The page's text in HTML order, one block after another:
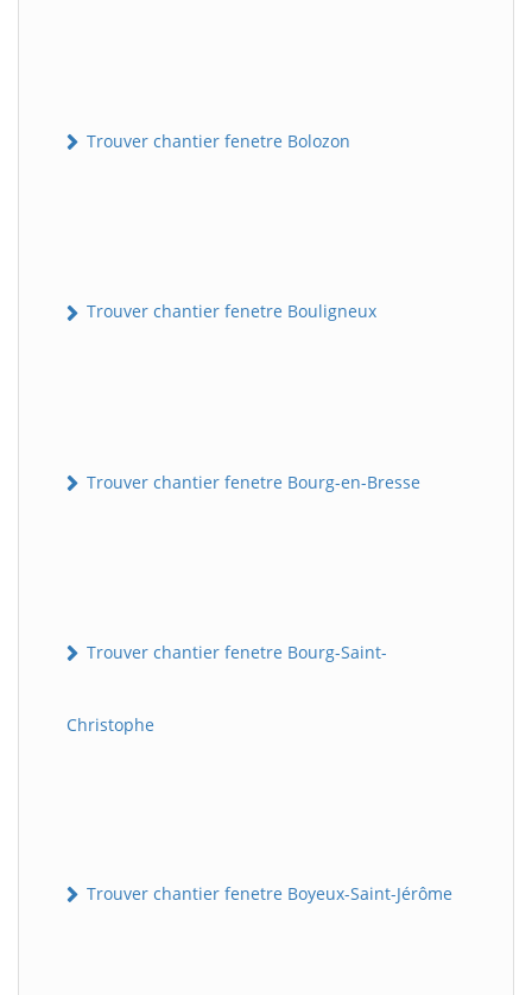
Trouver chantier fenetre Bolozon
Trouver chantier fenetre Bouligneux
Trouver chantier fenetre Bourg-en-Bresse
Trouver chantier fenetre Bourg-Saint-
Christophe
Trouver chantier fenetre Boyeux-Saint-Jérôme